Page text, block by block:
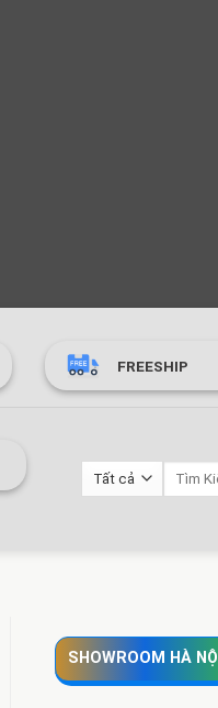
FREESHIP
SHOWROOM HÀ NỘI